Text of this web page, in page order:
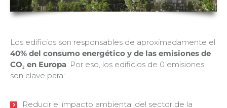
Los edificios son responsables de aproximadamente el
40% del consumo energético y de las emisiones de
CO₂ en Europa . Por eso, los edificios de 0 emisiones
son clave para:
Reducir el impacto ambiental del sector de la